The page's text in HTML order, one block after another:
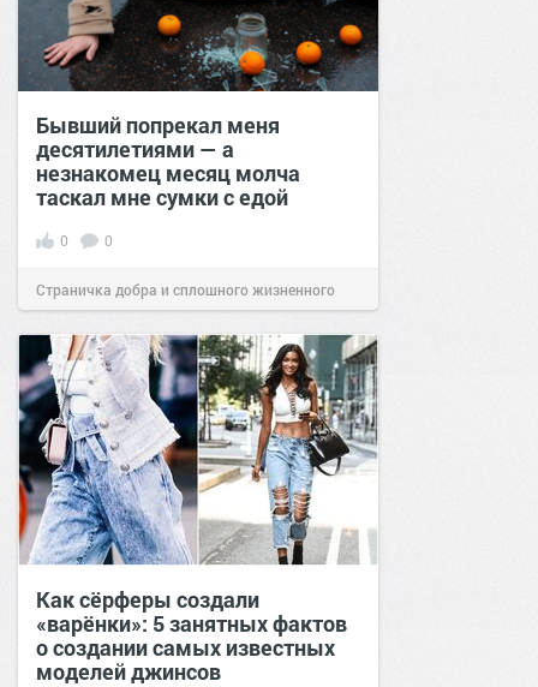
Бывший попрекал меня
десятилетиями — а
незнакомец месяц молча
таскал мне сумки с едой
0 0
Страничка добра и сплошного жизненного
позитива!00:28Вчера
Как сёрферы создали
«варёнки»: 5 занятных фактов
о создании самых известных
моделей джинсов